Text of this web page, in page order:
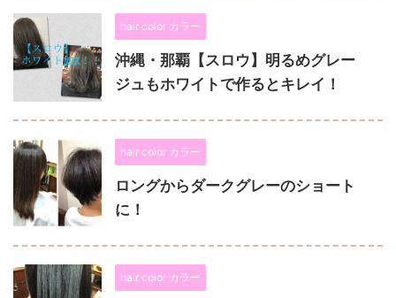
hair color カラー
沖縄・那覇【スロウ】明るめグレー
ジュもホワイトで作るとキレイ！
hair color カラー
ロングからダークグレーのショート
に！
hair color カラー